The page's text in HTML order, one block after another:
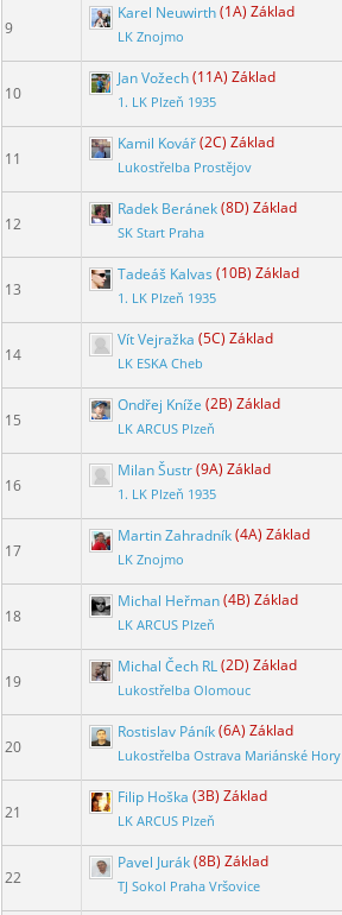
9
Karel Neuwirth(1A) Základ
LK Znojmo
10
Jan Vožech(11A) Základ
1. LK Plzeň 1935
11
Kamil Kovář(2C) Základ
Lukostřelba Prostějov
12
Radek Beránek(8D) Základ
SK Start Praha
13
Tadeáš Kalvas (10B) Základ
1. LK Plzeň 1935
14
Vít Vejražka (5C) Základ
LK ESKA Cheb
15
Ondřej Kníže (2B) Základ
LK ARCUS Plzeň
16
Milan Šustr(9A) Základ
1. LK Plzeň 1935
17
Martin Zahradník(4A) Základ
LK Znojmo
18
Michal Heřman(4B) Základ
LK ARCUS Plzeň
19
Michal Čech RL(2D) Základ
Lukostřelba Olomouc
20
Rostislav Páník(6A) Základ
Lukostřelba Ostrava Mariánské Hory
21
Filip Hoška (3B) Základ
LK ARCUS Plzeň
22
Pavel Jurák(8B) Základ
TJ Sokol Praha Vršovice